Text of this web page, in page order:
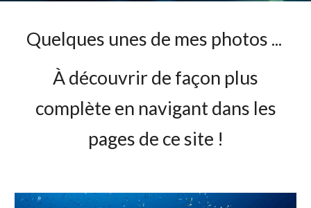
Quelques unes de mes photos ...
À découvrir de façon plus
complète en navigant dans les
pages de ce site !